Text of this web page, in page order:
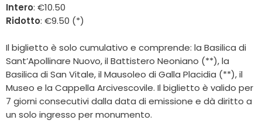
Intero: €10.50
Ridotto: €9.50 (*)
Il biglietto è solo cumulativo e comprende: la Basilica di
Sant’Apollinare Nuovo, il Battistero Neoniano (**), la
Basilica di San Vitale, il Mausoleo di Galla Placidia (**), il
Museo e la Cappella Arcivescovile. Il biglietto è valido per
7 giorni consecutivi dalla data di emissione e dà diritto a
un solo ingresso per monumento.